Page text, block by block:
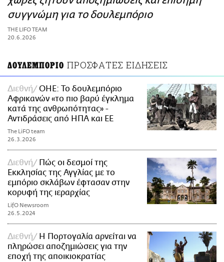
ΑΜΠΑ
PRINT
συγγνώμη για το δουλεμπόριο
THE LIFO TEAM
20.6.2026
ΔΟΥΛΕΜΠΟΡΙΟ ΠΡΟΣΦΑΤΕΣ ΕΙΔΗΣΕΙΣ
Διεθνή
ΟΗΕ: Το δουλεμπόριο
Αφρικανών «το πιο βαρύ έγκλημα
κατά της ανθρωπότητας» -
Αντιδράσεις από ΗΠΑ και ΕΕ
The LiFO team
26.3.2026
Διεθνή
Πώς οι δεσμοί της
Εκκλησίας της Αγγλίας με το
εμπόριο σκλάβων έφτασαν στην
κορυφή της ιεραρχίας
LifO Newsroom
26.5.2024
Διεθνή
Η Πορτογαλία αρνείται να
πληρώσει αποζημιώσεις για την
εποχή της αποικιοκρατίας